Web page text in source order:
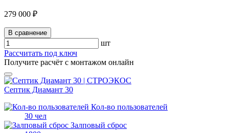
279 000 ₽
В сравнение
шт
Рассчитать под ключ
Получите расчёт с монтажом онлайн
Септик Диамант 30
Кол-во пользователей
30 чел
Залповый сброс